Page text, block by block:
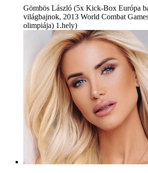
Gömbös László (5x Kick-Box Európa
világbajnok, 2013 World Combat
olimpiája) 1.hely)